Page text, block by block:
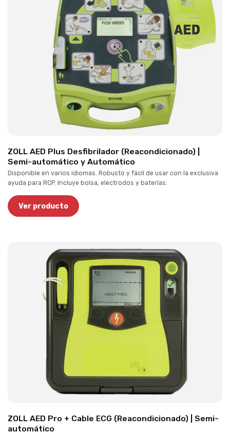
ZOLL AED Plus Desfibrilador (Reacondicionado) |
Semi-automático y Automático
Disponible en varios idiomas. Robusto y fácil de usar con la exclusiva
ayuda para RCP. Incluye bolsa, electrodos y baterías.
Ver producto
ZOLL AED Pro + Cable ECG (Reacondicionado) | Semi-
automático